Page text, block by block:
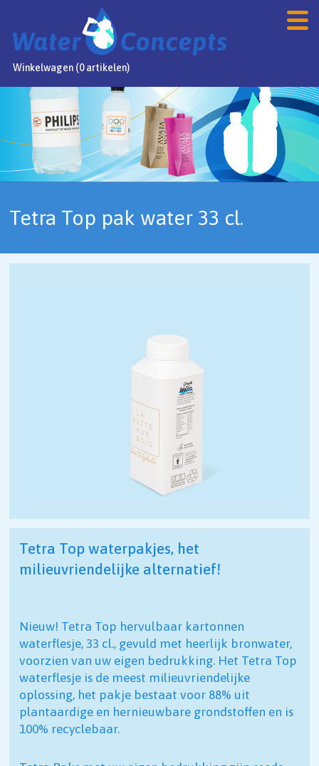
Winkelwagen (0 artikelen)
Home
Producten
Webshop
Aanbiedingen
Contact
Tetra Top pak water 33 cl.
Tetra Top waterpakjes, het
milieuvriendelijke alternatief!
Nieuw! Tetra Top hervulbaar kartonnen
waterflesje, 33 cl., gevuld met heerlijk bronwater,
voorzien van uw eigen bedrukking. Het Tetra Top
waterflesje is de meest milieuvriendelijke
oplossing, het pakje bestaat voor 88% uit
plantaardige en hernieuwbare grondstoffen en is
100% recyclebaar.